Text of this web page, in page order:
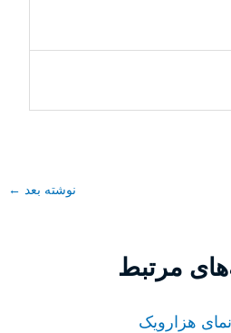
نوشته بعد ←
مرتبط
هزارویک